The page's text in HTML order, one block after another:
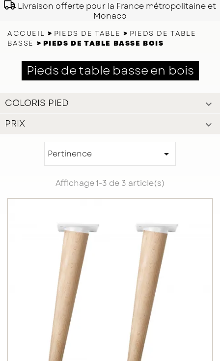
Livraison offerte pour la France métropolitaine et
Monaco
ACCUEIL PIEDS DE TABLE
PIEDS DE TABLE
BASSE
PIEDS DE TABLE BASSE BOIS
Pieds de table basse en bois
COLORIS PIED 
PRIX 
Pertinence 
Affichage 1-3 de 3 article(s)